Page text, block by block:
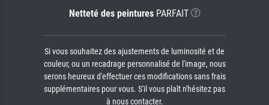
Netteté des peinturesPARFAIT
Si vous souhaitez des ajustements de luminosité et de
couleur, ou un recadrage personnalisé de l'image, nous
serons heureux d'effectuer ces modifications sans frais
supplémentaires pour vous. S'il vous plaît n'hésitez pas
à nous contacter.